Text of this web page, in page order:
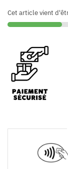
Cet article vient